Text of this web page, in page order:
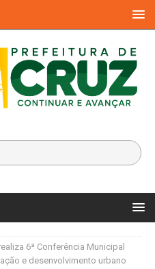
6ª Conferência Municipal
e desenvolvimento urbano